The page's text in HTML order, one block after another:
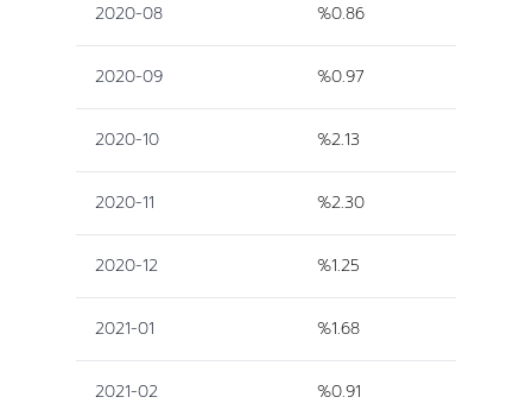
2020-08 %0.86
2020-09 %0.97
2020-10 %2.13
2020-11 %2.30
2020-12 %1.25
2021-01 %1.68
2021-02 %0.91